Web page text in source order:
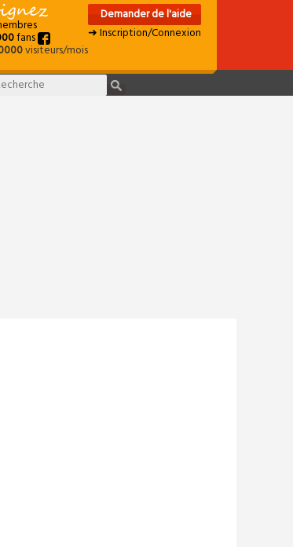
fans
visiteurs/mois
Demander de l'aide
➜ Inscription/Connexion